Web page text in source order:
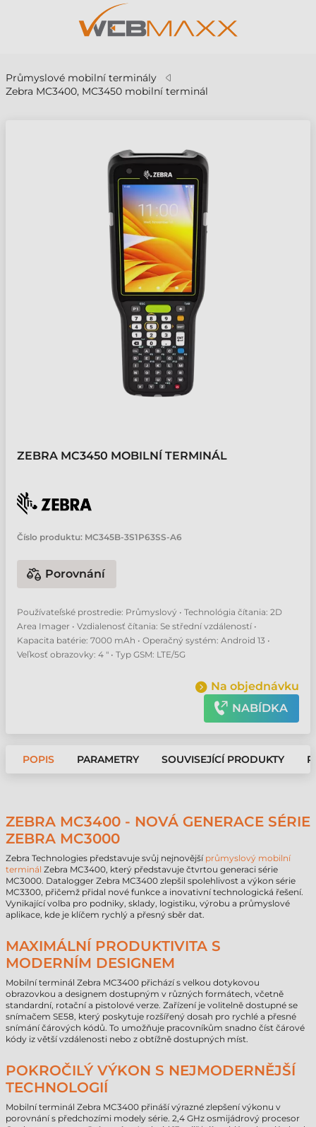
Průmyslové mobilní terminály
Zebra MC3400, MC3450 mobilní terminál
ZEBRA MC3450 MOBILNÍ TERMINÁL
Číslo produktu: MC345B-3S1P63SS-A6
Porovnání
Používateľské prostredie: Průmyslový • Technológia čítania: 2D
Area Imager • Vzdialenosť čítania: Se střední vzdáleností •
Kapacita batérie: 7000 mAh • Operačný systém: Android 13 •
Veľkosť obrazovky: 4 " • Typ GSM: LTE/5G
Na objednávku
NABÍDKA
POPIS PARAMETRY SOUVISEJÍCÍ PRODUKTY
ZEBRA MC3400 - NOVÁ GENERACE SÉRIE
ZEBRA MC3000
Zebra Technologies představuje svůj nejnovější průmyslový mobilní
terminál Zebra MC3400, který představuje čtvrtou generaci série
MC3000. Datalogger Zebra MC3400 zlepšil spolehlivost a výkon série
MC3300, přičemž přidal nové funkce a inovativní technologická řešení.
Vynikající volba pro podniky, sklady, logistiku, výrobu a průmyslové
aplikace, kde je klíčem rychlý a přesný sběr dat.
MAXIMÁLNÍ PRODUKTIVITA S
MODERNÍM DESIGNEM
Mobilní terminál Zebra MC3400 přichází s velkou dotykovou
obrazovkou a designem dostupným v různých formátech, včetně
standardní, rotační a pistolové verze. Zařízení je volitelně dostupné se
snímačem SE58, který poskytuje rozšířený dosah pro rychlé a přesné
snímání čárových kódů. To umožňuje pracovníkům snadno číst čárové
kódy iz větší vzdálenosti nebo z obtížně dostupných míst.
POKROČILÝ VÝKON S NEJMODERNĚJŠÍ
TECHNOLOGIÍ
Mobilní terminál Zebra MC3400 přináší výrazné zlepšení výkonu v
porovnání s předchozími modely série. 2,4 GHz osmijádrový procesor